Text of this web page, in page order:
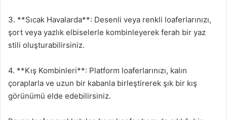
3. **Sıcak Havalarda**: Desenli veya renkli loaferlarınızı,
şort veya yazlık elbiselerle kombinleyerek ferah bir yaz
stili oluşturabilirsiniz.
4. **Kış Kombinleri**: Platform loaferlarınızı, kalın
çoraplarla ve uzun bir kabanla birleştirerek şık bir kış
görünümü elde edebilirsiniz.